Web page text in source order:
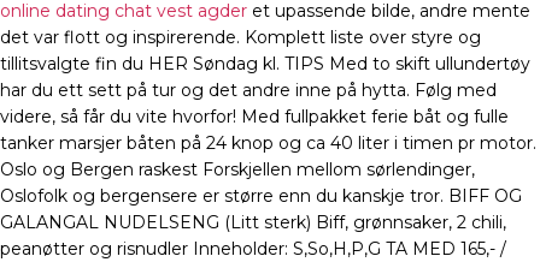
online dating chat vest agder et upassende bilde, andre mente
det var flott og inspirerende. Komplett liste over styre og
tillitsvalgte fin du HER Søndag kl. TIPS Med to skift ullundertøy
har du ett sett på tur og det andre inne på hytta. Følg med
videre, så får du vite hvorfor! Med fullpakket ferie båt og fulle
tanker marsjer båten på 24 knop og ca 40 liter i timen pr motor.
Oslo og Bergen raskest Forskjellen mellom sørlendinger,
Oslofolk og bergensere er større enn du kanskje tror. BIFF OG
GALANGAL NUDELSENG (Litt sterk) Biff, grønnsaker, 2 chili,
peanøtter og risnudler Inneholder: S,So,H,P,G TA MED 165,- /